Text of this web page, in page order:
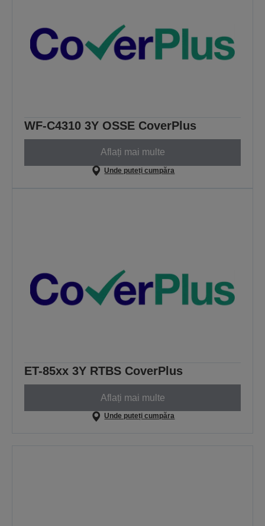
WF-C4310 3Y OSSE CoverPlus
Aflați mai multe
Unde puteți cumpăra
ET-85xx 3Y RTBS CoverPlus
Aflați mai multe
Unde puteți cumpăra